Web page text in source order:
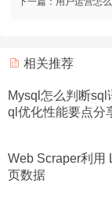
相关推荐
Mysql怎么判断sql
ql优化性能要点分
Web Scraper利用
页数据